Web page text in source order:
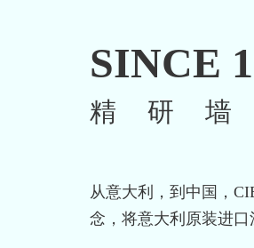
SINCE
精研
从意大利，到中国，
念，将意大利原装进口